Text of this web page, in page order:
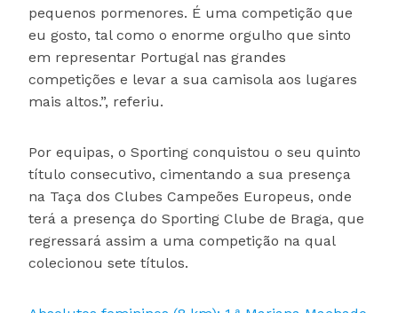
pequenos pormenores. É uma competição que
eu gosto, tal como o enorme orgulho que sinto
em representar Portugal nas grandes
competições e levar a sua camisola aos lugares
mais altos.”, referiu.
Por equipas, o Sporting conquistou o seu quinto
título consecutivo, cimentando a sua presença
na Taça dos Clubes Campeões Europeus, onde
terá a presença do Sporting Clube de Braga, que
regressará assim a uma competição na qual
colecionou sete títulos.